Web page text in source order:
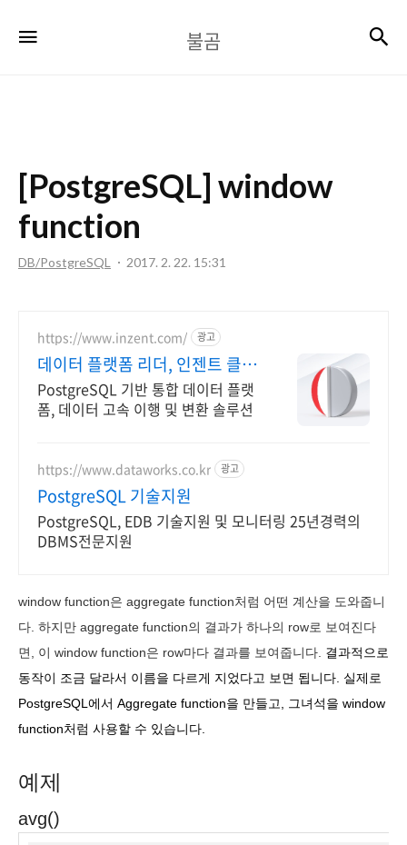
곰
불곰
[PostgreSQL] window
function
DB/PostgreSQL 2017. 2. 22. 15:31
https://www.inzent.com/ 광고
데이터 플랫폼 리더, 인젠트 클라
우드 최적화 DBMS
PostgreSQL 기반 통합 데이터 플랫
폼, 데이터 고속 이행 및 변환 솔루션
https://www.dataworks.co.kr 광고
PostgreSQL 기술지원
PostgreSQL, EDB 기술지원 및 모니터링 25년경력의
DBMS전문지원
window function은 aggregate function처럼 어떤 계산을 도와줍니
다. 하지만 aggregate function의 결과가 하나의 row로 보여진다
면, 이 window function은 row마다 결과를 보여줍니다. 결과적으로
동작이 조금 달라서 이름을 다르게 지었다고 보면 됩니다. 실제로
PostgreSQL에서 Aggregate function을 만들고, 그녀석을 window
function처럼 사용할 수 있습니다.
예제
avg()